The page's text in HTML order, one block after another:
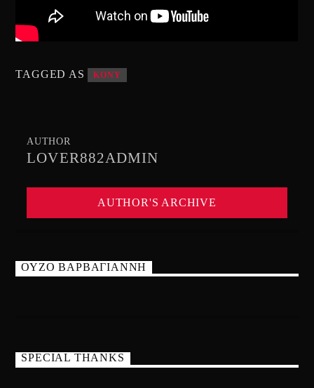
TAGGED AS ΚΟΝΥ
AUTHOR
LOVER882ADMIN
AUTHOR'S ARCHIVE
ΟΥΖΟ ΒΑΡΒΑΓΙΑΝΝΗ
SPECIAL THANKS